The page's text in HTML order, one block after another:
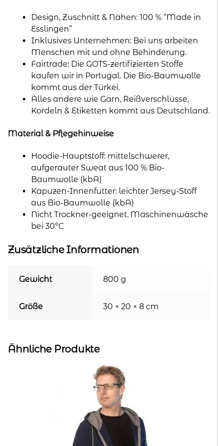
Design, Zuschnitt & Nähen: 100 % “Made in
Esslingen”
Inklusives Unternehmen: Bei uns arbeiten
Menschen mit und ohne Behinderung.
Fairtrade: Die GOTS-zertifizierten Stoffe
kaufen wir in Portugal. Die Bio-Baumwolle
kommt aus der Türkei.
Alles andere wie Garn, Reißverschlüsse,
Kordeln & Etiketten kommt aus Deutschland.
Material & Pflegehinweise
Hoodie-Hauptstoff: mittelschwerer,
aufgerauter Sweat aus 100 % Bio-
Baumwolle (kbA)
Kapuzen-Innenfutter: leichter Jersey-Stoff
aus Bio-Baumwolle (kbA)
Nicht Trockner-geeignet. Maschinenwäsche
bei 30°C
Zusätzliche Informationen
Gewicht 800 g
Größe 30 × 20 × 8 cm
Ähnliche Produkte